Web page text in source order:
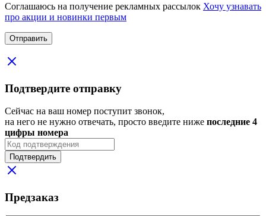
Соглашаюсь на получение рекламных рассылок Хочу узнавать
про акции и новинки первым
Подтвердите отправку
Сейчас на ваш номер поступит звонок,
на него не нужно отвечать, просто введите ниже последние 4
цифры номера
Подтвердить
Предзаказ